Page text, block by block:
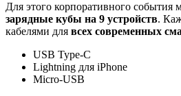
Для этого корпоративного события
зарядные кубы на 9 устройств.
кабелями для всех современных
USB Type-C
Lightning для iPhone
Micro-USB